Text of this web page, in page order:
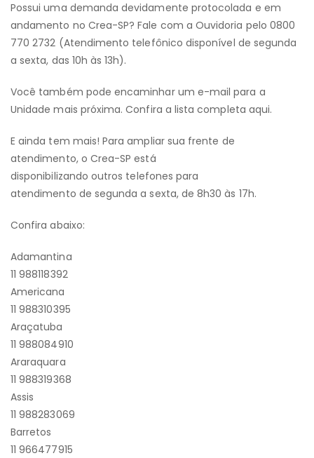
Possui uma demanda devidamente protocolada e em
andamento no Crea-SP? Fale com a Ouvidoria pelo 0800
770 2732 (Atendimento telefônico disponível de segunda
a sexta, das 10h às 13h).
Você também pode encaminhar um e-mail para a
Unidade mais próxima. Confira a lista completa aqui.
E ainda tem mais! Para ampliar sua frente de
atendimento, o Crea-SP está
disponibilizando outros telefones para
atendimento de segunda a sexta, de 8h30 às 17h.
Confira abaixo:
Adamantina
11 988118392
Americana
11 988310395
Araçatuba
11 988084910
Araraquara
11 988319368
Assis
11 988283069
Barretos
11 966477915